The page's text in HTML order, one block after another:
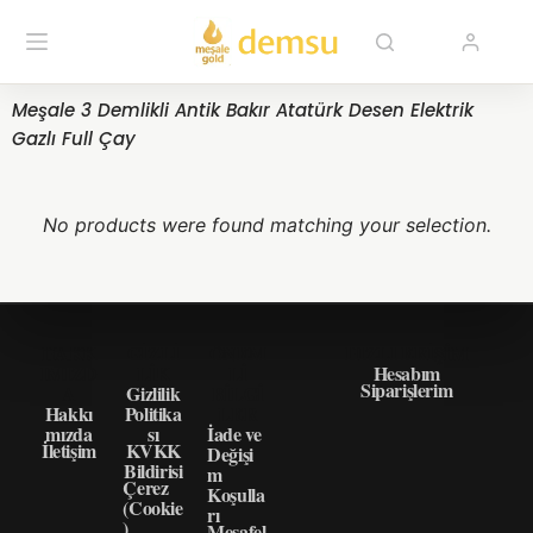
Meşale 3 Demlikli Antik Bakır Atatürk Desen Elektrik
Gazlı Full Çay
No products were found matching your selection.
Hakkı
mızda
İletişim
Gizlilik
Politika
sı
KVKK
Bildirisi
Çerez
(Cookie
İade ve
Değişi
m
Koşulla
rı
Hesabım
Siparişlerim